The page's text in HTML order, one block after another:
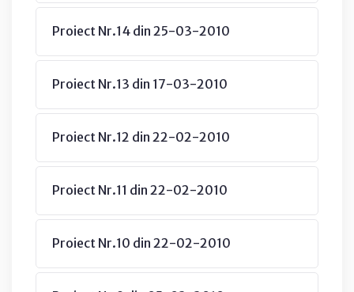
Proiect Nr.14 din 25-03-2010
Proiect Nr.13 din 17-03-2010
Proiect Nr.12 din 22-02-2010
Proiect Nr.11 din 22-02-2010
Proiect Nr.10 din 22-02-2010